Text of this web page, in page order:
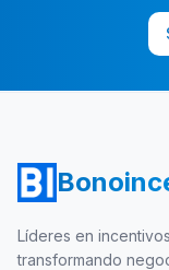
Líderes en
transformando